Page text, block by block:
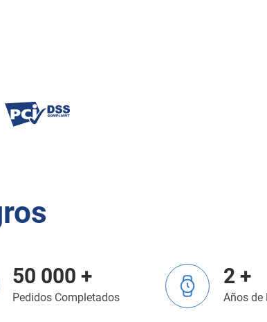
50 000 +
Pedidos Completados
2 +
Años de